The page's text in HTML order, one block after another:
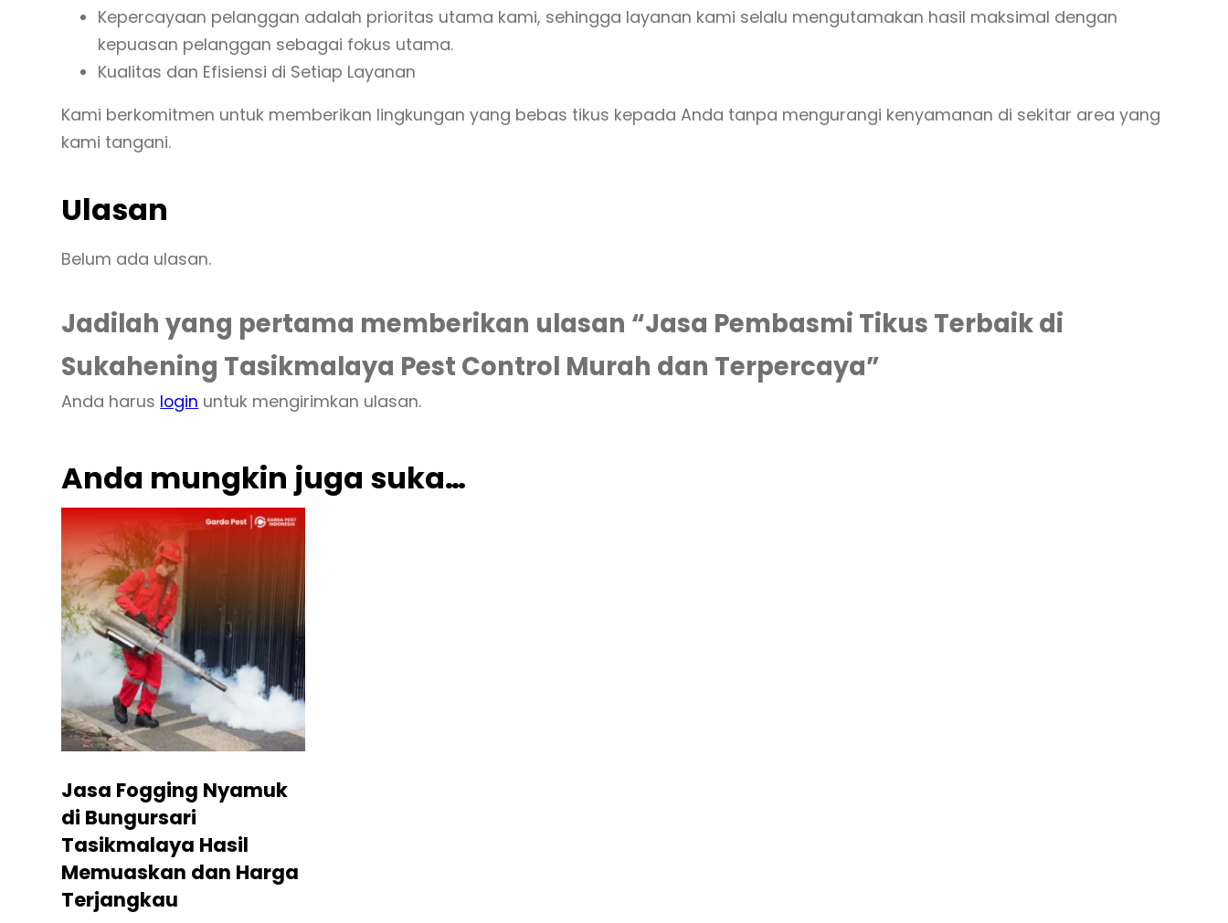
Kepercayaan pelanggan adalah prioritas utama kami, sehingga layanan kami selalu mengutamakan hasil maksimal dengan
kepuasan pelanggan sebagai fokus utama.
Kualitas dan Efisiensi di Setiap Layanan
Kami berkomitmen untuk memberikan lingkungan yang bebas tikus kepada Anda tanpa mengurangi kenyamanan di sekitar area yang
kami tangani.
Ulasan
Belum ada ulasan.
Jadilah yang pertama memberikan ulasan “Jasa Pembasmi Tikus Terbaik di
Sukahening Tasikmalaya Pest Control Murah dan Terpercaya”
Anda harus login untuk mengirimkan ulasan.
Anda mungkin juga suka…
Jasa Fogging Nyamuk
di Bungursari
Tasikmalaya Hasil
Memuaskan dan Harga
Terjangkau